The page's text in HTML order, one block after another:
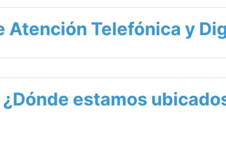
Atención Telefónica y
¿Dónde estamos